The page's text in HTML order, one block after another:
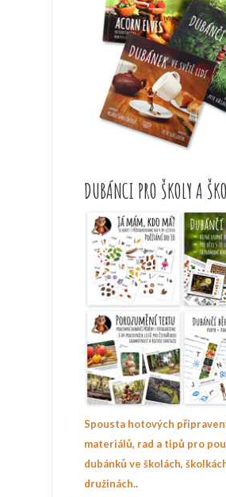
DUBÁNCI PRO ŠKOLY A
Spousta hotových
materiálů, rad a tipů pro
dubánků ve školách,
družinách..